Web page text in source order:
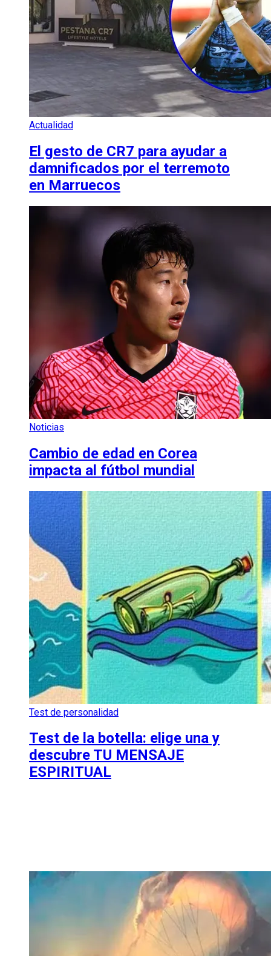
Actualidad
El gesto de CR7 para ayudar a
damnificados por el terremoto
en Marruecos
Noticias
Cambio de edad en Corea
impacta al fútbol mundial
Test de personalidad
Test de la botella: elige una y
descubre TU MENSAJE
ESPIRITUAL